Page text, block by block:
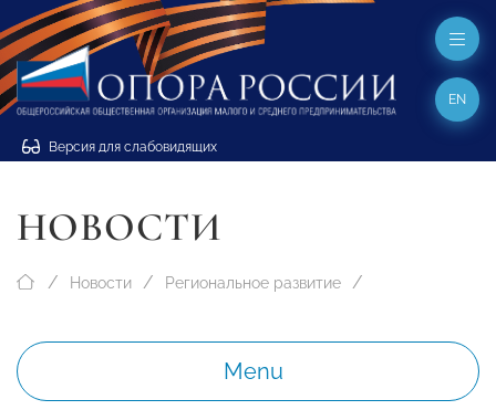
Версия для слабовидящих
EN
НОВОСТИ
Новости Региональное развитие
Menu